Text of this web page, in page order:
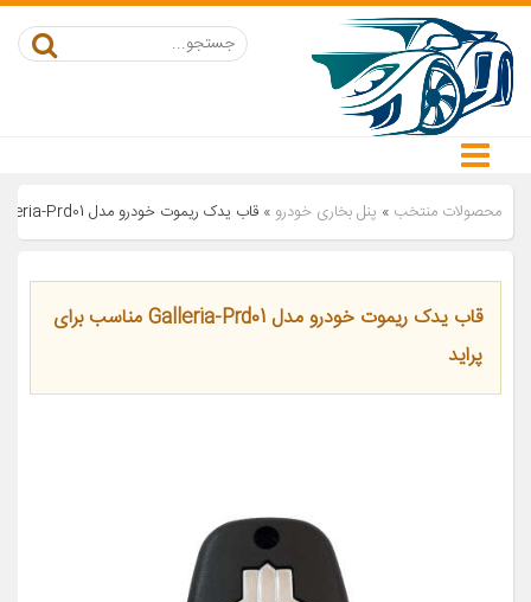
محصولات منتخب » پنل بخاری خودرو » قاب یدک ریموت خودرو مدل Galleria-Prd01 مناسب برای پراید
قاب یدک ریموت خودرو مدل Galleria-Prd01 مناسب برای
پراید